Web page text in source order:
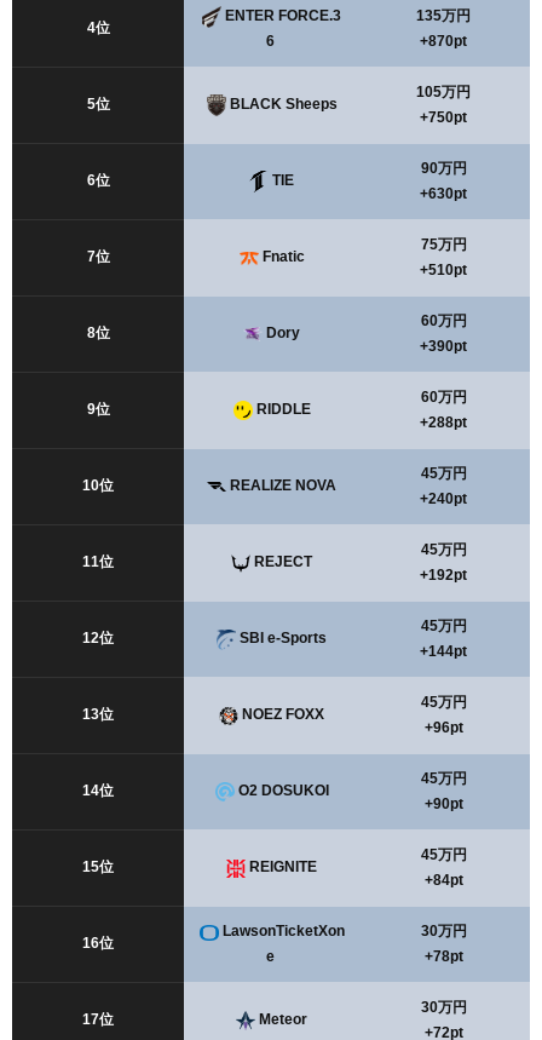
4位
ENTER FORCE.3
6
135万円
+870pt
5位 BLACK Sheeps
105万円
+750pt
6位 TIE
90万円
+630pt
7位 Fnatic
75万円
+510pt
8位 Dory
60万円
+390pt
9位 RIDDLE
60万円
+288pt
10位 REALIZE NOVA
45万円
+240pt
11位 REJECT
45万円
+192pt
12位 SBI e-Sports
45万円
+144pt
13位 NOEZ FOXX
45万円
+96pt
14位 O2 DOSUKOI
45万円
+90pt
15位 REIGNITE
45万円
+84pt
16位
LawsonTicketXon
e
30万円
+78pt
17位 Meteor
30万円
+72pt